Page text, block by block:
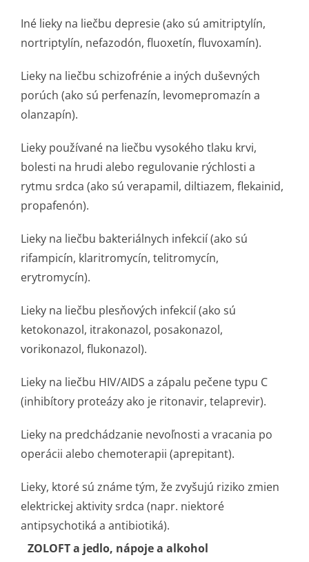
Iné lieky na liečbu depresie (ako sú amitriptylín,
nortriptylín, nefazodón, fluoxetín, fluvoxamín).
Lieky na liečbu schizofrénie a iných duševných
porúch (ako sú perfenazín, levomepromazín a
olanzapín).
Lieky používané na liečbu vysokého tlaku krvi,
bolesti na hrudi alebo regulovanie rýchlosti a
rytmu srdca (ako sú verapamil, diltiazem, flekainid,
propafenón).
Lieky na liečbu bakteriálnych infekcií (ako sú
rifampicín, klaritromycín, telitromycín,
erytromycín).
Lieky na liečbu plesňových infekcií (ako sú
ketokonazol, itrakonazol, posakonazol,
vorikonazol, flukonazol).
Lieky na liečbu HIV/AIDS a zápalu pečene typu C
(inhibítory proteázy ako je ritonavir, telaprevir).
Lieky na predchádzanie nevoľnosti a vracania po
operácii alebo chemoterapii (aprepitant).
Lieky, ktoré sú známe tým, že zvyšujú riziko zmien
elektrickej aktivity srdca (napr. niektoré
antipsychotiká a antibiotiká).
ZOLOFT a jedlo, nápoje a alkohol